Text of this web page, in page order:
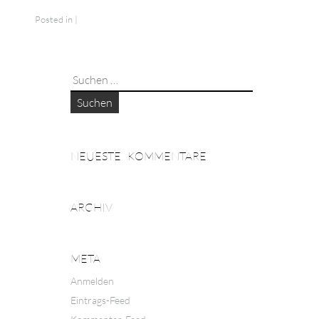
Posted in |
Suchen
nach:
NEUESTE KOMMENTARE
ARCHIV
META
Anmelden
Eintrags-Feed